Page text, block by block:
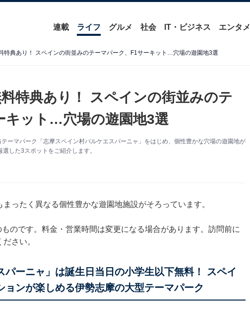
連載 ライフ グルメ 社会 IT・ビジネス エンタメ
特典あり！ スペインの街並みのテーマパーク、F1サーキット…穴場の遊園地3選
料特典あり！ スペインの街並みのテ
キット…穴場の遊園地3選
ーマパーク「志摩スペイン村パルケエスパーニャ」をはじめ、個性豊かな穴場の遊園地が
した3スポットをご紹介します。
ったく異なる個性豊かな遊園地施設がそろっています。
のです。料金・営業時間は変更になる場合があります。訪問前に
さい。
パーニャ」は誕生日当日の小学生以下無料！ スペイ
ョンが楽しめる伊勢志摩の大型テーマパーク